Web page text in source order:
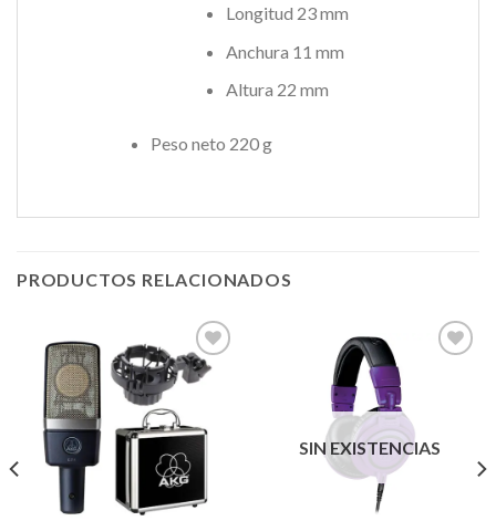
Longitud 23 mm
Anchura 11 mm
Altura 22 mm
Peso neto 220 g
PRODUCTOS RELACIONADOS
a la
lista de
deseos
lista de
deseos
SIN EXISTENCIAS